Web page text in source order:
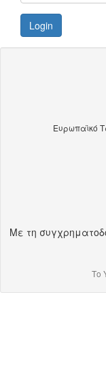
Login
Ευρωπαϊκό
Με τη
Το